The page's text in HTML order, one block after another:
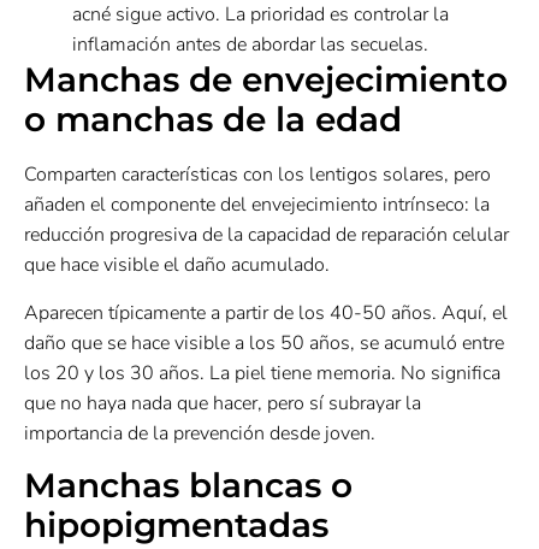
acné sigue activo. La prioridad es controlar la
inflamación antes de abordar las secuelas.
Manchas de envejecimiento
o manchas de la edad
Comparten características con los lentigos solares, pero
añaden el componente del envejecimiento intrínseco: la
reducción progresiva de la capacidad de reparación celular
que hace visible el daño acumulado.
Aparecen típicamente a partir de los 40-50 años. Aquí, el
daño que se hace visible a los 50 años, se acumuló entre
los 20 y los 30 años. La piel tiene memoria. No significa
que no haya nada que hacer, pero sí subrayar la
importancia de la prevención desde joven.
Manchas blancas o
hipopigmentadas